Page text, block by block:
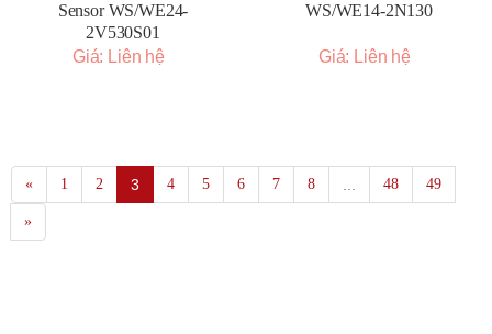
Sensor WS/WE24-
2V530S01
Giá: Liên hệ
WS/WE14-2N130
Giá: Liên hệ
« 1 2 3 4 5 6 7 8 48 49
»